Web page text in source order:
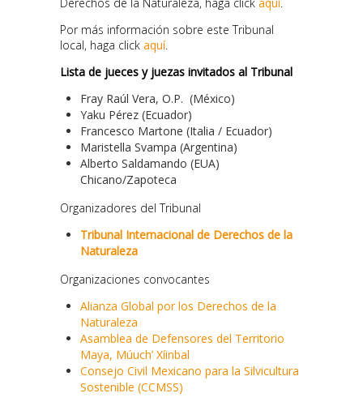
Por más información sobre este Tribunal
local, haga click aquí.
Lista de jueces y juezas invitados al Tribunal
Fray Raúl Vera, O.P. (México)
Yaku Pérez (Ecuador)
Francesco Martone (Italia / Ecuador)
Maristella Svampa (Argentina)
Alberto Saldamando (EUA)
Chicano/Zapoteca
Organizadores del Tribunal
Tribunal Internacional de Derechos de la
Naturaleza
Organizaciones convocantes
Alianza Global por los Derechos de la
Naturaleza
Asamblea de Defensores del Territorio
Maya, Múuch’ Xíinbal
Consejo Civil Mexicano para la Silvicultura
Sostenible (CCMSS)